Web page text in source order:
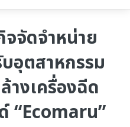
จจัดจำหน่าย
อุตสาหกรรม
างเครื่องฉีด
“Ecomaru”